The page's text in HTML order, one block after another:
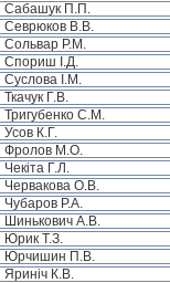
Сабашук П.П.
Севрюков В.В.
Сольвар Р.М.
Спориш І.Д.
Суслова І.М.
Ткачук Г.В.
Тригубенко С.М.
Усов К.Г.
Фролов М.О.
Чекіта Г.Л.
Червакова О.В.
Чубаров Р.А.
Шинькович А.В.
Юрик Т.З.
Юрчишин П.В.
Яриніч К.В.